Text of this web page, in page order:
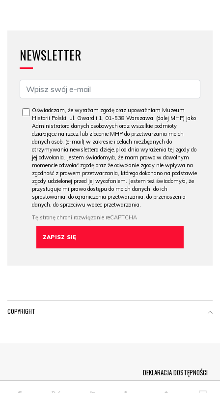
NEWSLETTER
Oświadczam, że wyrażam zgodę oraz upoważniam Muzeum
Historii Polski, ul. Gwardii 1, 01-538 Warszawa, (dalej MHP) jako
Administratora danych osobowych oraz wszelkie podmioty
działające na rzecz lub zlecenie MHP do przetwarzania moich
danych osob. (e-mail) w zakresie i celach niezbędnych do
otrzymywania newslettera dzieje.pl od dnia wyrażenia tej zgody do
jej odwołania. Jestem świadomy/a, że mam prawo w dowolnym
momencie odwołać zgodę oraz że odwołanie zgody nie wpływa na
zgodność z prawem przetwarzania, którego dokonano na podstawie
zgody udzielonej przed jej wycofaniem. Jestem też świadomy/a, że
przysługuje mi prawo dostępu do moich danych, do ich
sprostowania, do ograniczenia przetwarzania, do przenoszenia
danych, do sprzeciwu wobec przetwarzania.
COPYRIGHT
DEKLARACJA DOSTĘPNOŚCI